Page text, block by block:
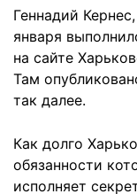
Геннадий
января
на сайте
Там
так далее.
Как долго
обязанности
исполняет